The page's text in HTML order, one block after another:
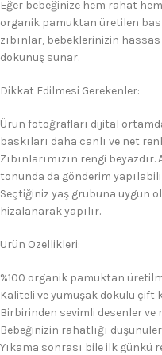
Eğer bebeğinize hem rahat
organik pamuktan üretilen
zıbınlar, bebeklerinizin
dokunuş sunar.
Dikkat Edilmesi Gerekenler:
Ürün fotoğrafları dijital
baskıları daha canlı ve net
Zıbınlarımızın rengi
tonunda da gönderim
Seçtiğiniz yaş grubuna uygun
hizalanarak yapılır.
Ürün Özellikleri:
%100 organik pamuktan
Kaliteli ve yumuşak dokulu çift
Birbirinden sevimli desenler ve
Bebeğinizin rahatlığı
Yıkama sonrası bile ilk günkü